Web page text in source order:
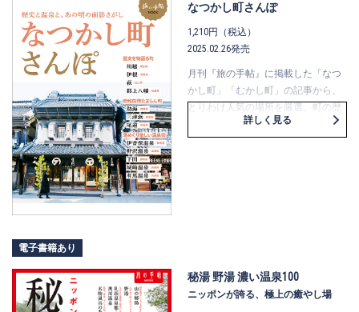
なつかし町さんぽ
1,210円（税込）
2025.02.26発売
月刊『旅の手帖』に掲載した「なつ
かし町」「むかし町」の記事から、
とりわけ人気の場所を厳選。町の歴
史や注目の立ち寄りスポットにふれ
つつ、「歴史を物語る町」「湯めぐ
詳しく見る
電子書籍あり
秘湯 野湯 濃い温泉100
ニッポンが誇る、極上の癒やし場